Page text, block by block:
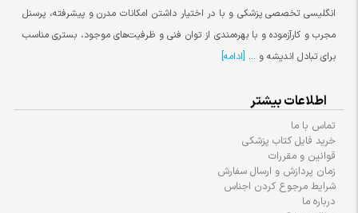
انگلیسی تخصصی پزشکی و با در اختیار داشتن امکانات مدرن و پیشرفته، پرسنل
مجرب و کارآزموده و با بهره‌مندی از توان فنی و ظرفیت‌های موجود، بستری مناسب
برای تبادل اندیشه و ... [ادامه]
اطلاعات بیشتر
تماس با ما
خرید فایل کتاب پزشکی
قوانین و مقررات
زمان پردازش و ارسال سفارش
شرایط مرجوع کردن اجناس
درباره ما